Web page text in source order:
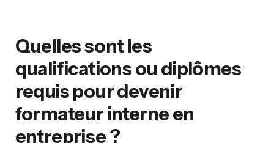
Quelles sont les
qualifications ou diplômes
requis pour devenir
formateur interne en
entreprise ?